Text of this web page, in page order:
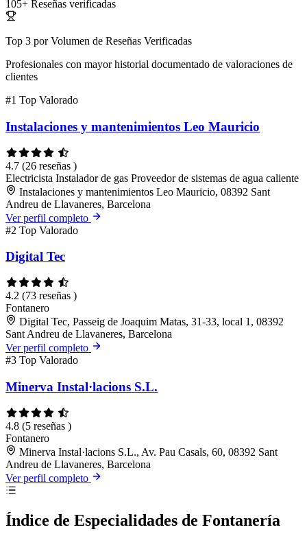
105+ Reseñas verificadas
Top 3 por Volumen de Reseñas Verificadas
Profesionales con mayor historial documentado de valoraciones de
clientes
#1 Top Valorado
Instalaciones y mantenimientos Leo Mauricio
4.7 (26 reseñas )
Electricista Instalador de gas Proveedor de sistemas de agua caliente
Instalaciones y mantenimientos Leo Mauricio, 08392 Sant
Andreu de Llavaneres, Barcelona
Ver perfil completo
#2 Top Valorado
Digital Tec
4.2 (73 reseñas )
Fontanero
Digital Tec, Passeig de Joaquim Matas, 31-33, local 1, 08392
Sant Andreu de Llavaneres, Barcelona
Ver perfil completo
#3 Top Valorado
Minerva Instal·lacions S.L.
4.8 (5 reseñas )
Fontanero
Minerva Instal·lacions S.L., Av. Pau Casals, 60, 08392 Sant
Andreu de Llavaneres, Barcelona
Ver perfil completo
Índice de Especialidades de Fontanería